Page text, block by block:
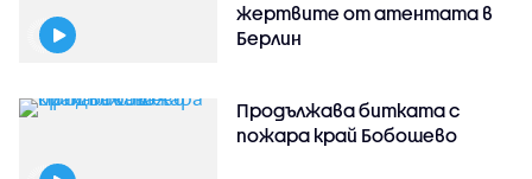
жертвите от атентата в
Берлин
Продължава битката с
пожара край Бобошево